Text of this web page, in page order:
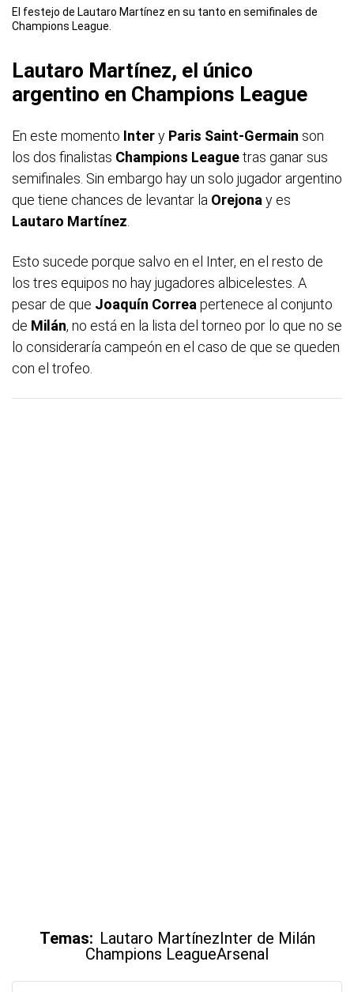
El festejo de Lautaro Martínez en su tanto en semifinales de
Champions League.
Lautaro Martínez, el único
argentino en Champions League
En este momento Intery Paris Saint-Germain son
los dos finalistas Champions Leaguetras ganar sus
semifinales. Sin embargo hay un solo jugador argentino
que tiene chances de levantar la Orejona y es
Lautaro Martínez
Esto sucede porque salvo en el Inter, en el resto de
los tres equipos no hay jugadores albicelestes. A
pesar de que Joaquín Correa pertenece al conjunto
de Milán, no está en la lista del torneo por lo que no se
lo consideraría campeón en el caso de que se queden
con el trofeo.
Temas: Lautaro MartínezInter de Milán
Champions LeagueArsenal